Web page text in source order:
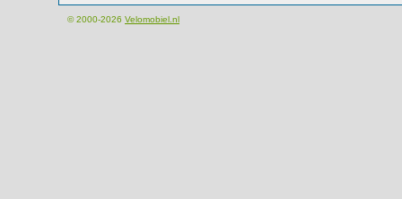
© 2000-2026 Velomobiel.nl